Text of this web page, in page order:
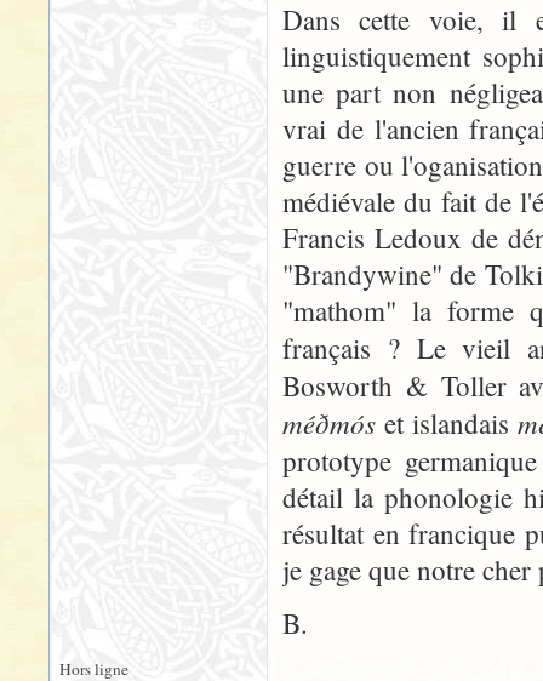
Dans cette voie, il
linguistiquement
une part non
vrai de l'ancien
guerre ou
médiévale du fait de
Francis Ledoux de
"Brandywine" de
"mathom" la forme
français ? Le vieil
Bosworth & Toller
méðmós et islandais
prototype
détail la phonologie
résultat en francique
je gage que notre
B.
Hors ligne